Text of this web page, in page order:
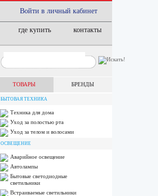
Войти в личный кабинет
где купить контакты
ТОВАРЫ БРЕНДЫ
БЫТОВАЯ ТЕХНИКА
Техника для дома
Уход за полостью рта
Уход за телом и волосами
ОСВЕЩЕНИЕ
Аварийное освещение
Автолампы
Бытовые светодиодные
светильники
Встраиваемые светильники